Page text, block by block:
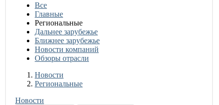
Все
Главные
Региональные
Дальнее зарубежье
Ближнее зарубежье
Новости компаний
Обзоры отрасли
Новости
Разделы
Новости
Региональные
Новости